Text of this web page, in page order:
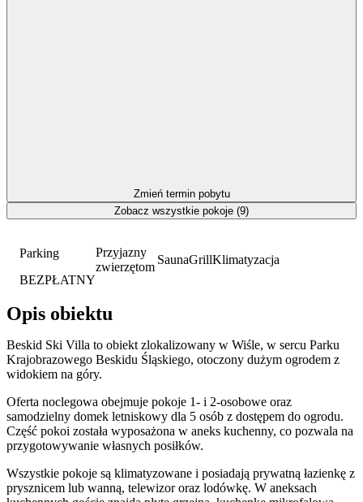
Parking
BEZPŁATNY
Przyjazny
zwierzętom
SaunaGrillKlimatyzacja
Opis obiektu
Beskid Ski Villa to obiekt zlokalizowany w Wiśle, w sercu Parku
Krajobrazowego Beskidu Śląskiego, otoczony dużym ogrodem z
widokiem na góry.
Oferta noclegowa obejmuje pokoje 1- i 2-osobowe oraz
samodzielny domek letniskowy dla 5 osób z dostępem do ogrodu.
Część pokoi została wyposażona w aneks kuchenny, co pozwala na
przygotowywanie własnych posiłków.
Wszystkie pokoje są klimatyzowane i posiadają prywatną łazienkę z
prysznicem lub wanną, telewizor oraz lodówkę. W aneksach
Zmień termin pobytu
Zobacz wszystkie pokoje (9)